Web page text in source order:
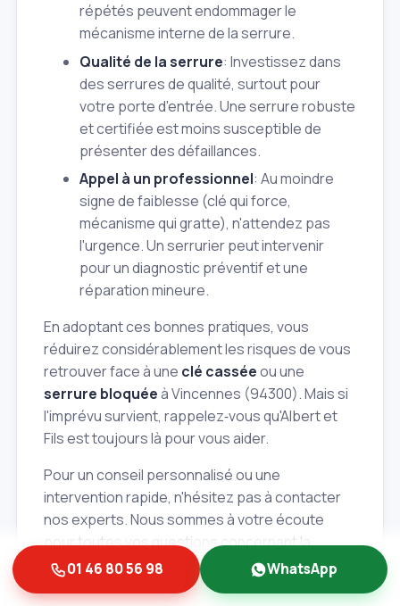
répétés peuvent endommager le
mécanisme interne de la serrure.
Qualité de la serrure: Investissez dans
des serrures de qualité, surtout pour
votre porte d'entrée. Une serrure robuste
et certifiée est moins susceptible de
présenter des défaillances.
Appel à un professionnel: Au moindre
signe de faiblesse (clé qui force,
mécanisme qui gratte), n'attendez pas
l'urgence. Un serrurier peut intervenir
pour un diagnostic préventif et une
réparation mineure.
En adoptant ces bonnes pratiques, vous
réduirez considérablement les risques de vous
retrouver face à une clé casséeou une
serrure bloquéeà Vincennes (94300). Mais si
l'imprévu survient, rappelez‑vous qu'Albert et
Fils est toujours là pour vous aider.
Pour un conseil personnalisé ou une
intervention rapide, n'hésitez pas à contacter
nos experts. Nous sommes à votre écoute
pour toutes vos questions concernant la
sécurité de votre habitation à Vincennes
(94300) et dans l'ensemble du Val‑de‑Marne
01 46 80 56 98 WhatsApp